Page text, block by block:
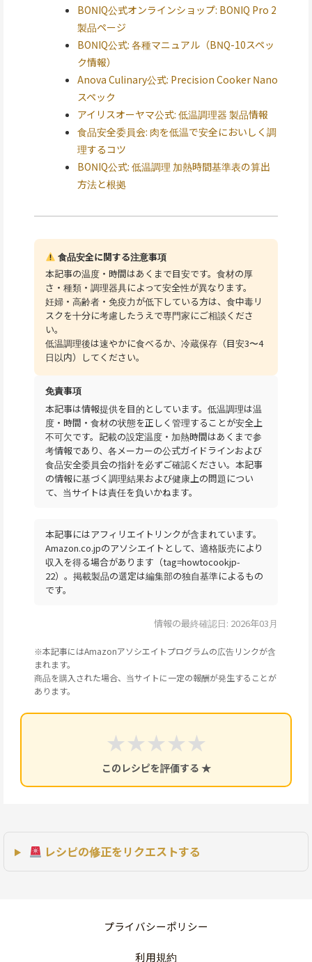
BONIQ公式オンラインショップ: BONIQ Pro 2
製品ページ
BONIQ公式: 各種マニュアル（BNQ-10スペッ
ク情報）
Anova Culinary公式: Precision Cooker Nano
スペック
アイリスオーヤマ公式: 低温調理器 製品情報
食品安全委員会: 肉を低温で安全においしく調
理するコツ
BONIQ公式: 低温調理 加熱時間基準表の算出
方法と根拠
食品安全に関する注意事項
本記事の温度・時間はあくまで目安です。食材の厚
さ・種類・調理器具によって安全性が異なります。
妊婦・高齢者・免疫力が低下している方は、食中毒リ
スクを十分に考慮したうえで専門家にご相談くださ
い。
低温調理後は速やかに食べるか、冷蔵保存（目安3〜4
日以内）してください。
免責事項
本記事は情報提供を目的としています。低温調理は温
度・時間・食材の状態を正しく管理することが安全上
不可欠です。記載の設定温度・加熱時間はあくまで参
考情報であり、各メーカーの公式ガイドラインおよび
食品安全委員会の指針を必ずご確認ください。本記事
の情報に基づく調理結果および健康上の問題につい
て、当サイトは責任を負いかねます。
本記事にはアフィリエイトリンクが含まれています。
Amazon.co.jpのアソシエイトとして、適格販売により
収入を得る場合があります（tag=howtocookjp-
22）。掲載製品の選定は編集部の独自基準によるもの
です。
情報の最終確認日: 2026年03月
※本記事にはAmazonアソシエイトプログラムの広告リンクが含
まれます。
商品を購入された場合、当サイトに一定の報酬が発生することが
あります。
★
★
★
★
★
このレシピを評価する ★
レシピの修正をリクエストする
プライバシーポリシー
利用規約